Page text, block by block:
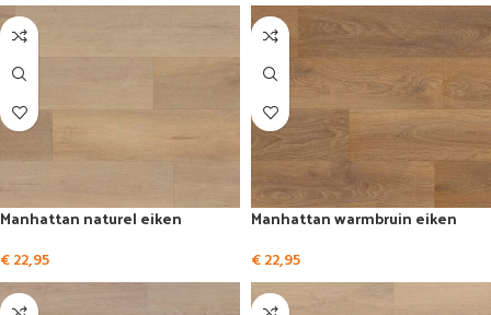
Manhattan naturel eiken
€22,95
Manhattan warmbruin eiken
€22,95